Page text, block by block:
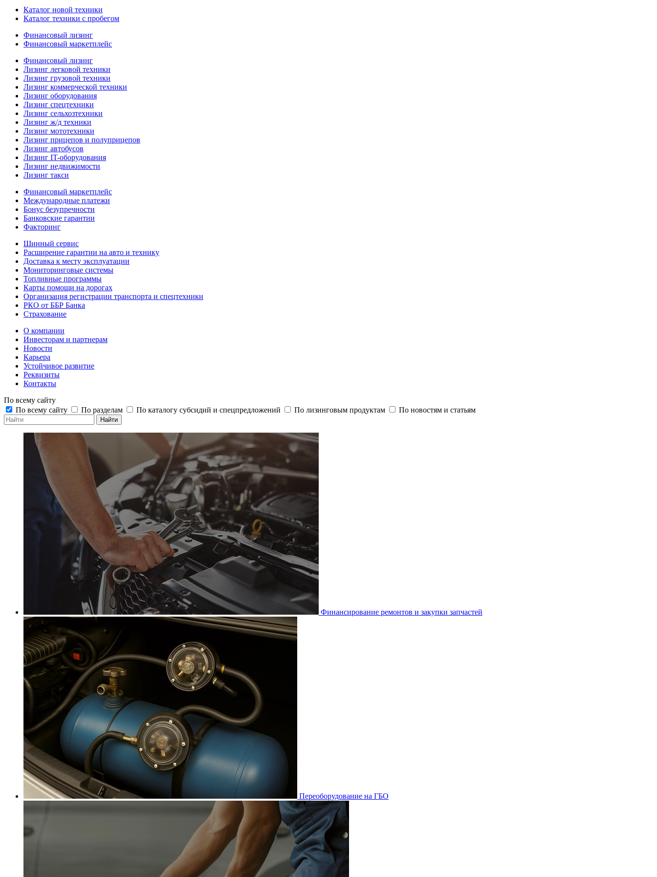
Каталог новой техники
Каталог техники с пробегом
Финансовый лизинг
Финансовый маркетплейс
Финансовый лизинг
Лизинг легковой техники
Лизинг грузовой техники
Лизинг коммерческой техники
Лизинг оборудования
Лизинг спецтехники
Лизинг сельхозтехники
Лизинг ж/д техники
Лизинг мототехники
Лизинг прицепов и полуприцепов
Лизинг автобусов
Лизинг IT-оборудования
Лизинг недвижимости
Лизинг такси
Финансовый маркетплейс
Международные платежи
Бонус безупречности
Банковские гарантии
Факторинг
Шинный сервис
Расширение гарантии на авто и технику
Доставка к месту эксплуатации
Мониторинговые системы
Топливные программы
Карты помощи на дорогах
Организация регистрации транспорта и спецтехники
РКО от ББР Банка
Страхование
О компании
Инвесторам и партнерам
Новости
Карьера
Устойчивое развитие
Реквизиты
Контакты
По всему сайту
По всему сайту
По разделам По каталогу субсидий и спецпредложений По лизинговым продуктам По новостям и статьям
Найти
Финансирование ремонтов и закупки запчастей
Переоборудование на ГБО